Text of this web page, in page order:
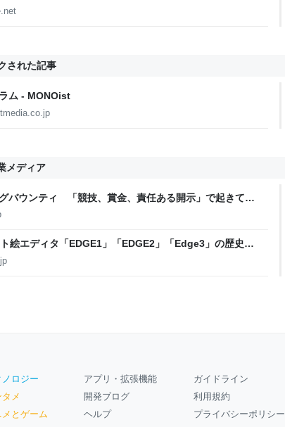
された記事
ム - MONOist
メディア
バウンティ 「競技、賞金、責任ある開示」で起きてい
- レバテックLAB
絵エディタ「EDGE1」「EDGE2」「Edge3」の歴史に
ォーカス】 - レバテックLAB
ノロジー
メ
メとゲーム
アプリ・拡張機能
開発ブログ
ヘルプ
ガイドライン
利用規約
プライバシーポリシー